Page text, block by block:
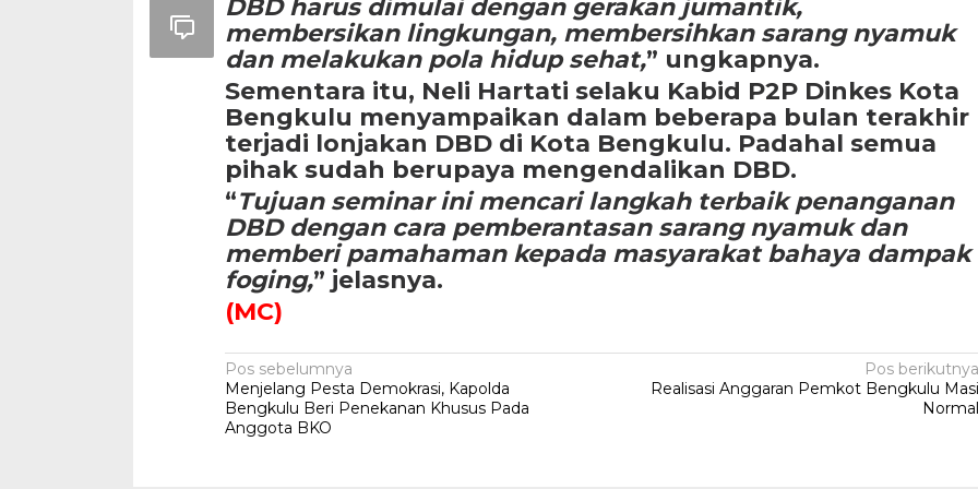
DBD harus dimulai dengan gerakan jumantik,
membersikan lingkungan, membersihkan sarang nyamuk
dan melakukan pola hidup sehat,” ungkapnya.
Sementara itu, Neli Hartati selaku Kabid P2P Dinkes Kota
Bengkulu menyampaikan dalam beberapa bulan terakhir
terjadi lonjakan DBD di Kota Bengkulu. Padahal semua
pihak sudah berupaya mengendalikan DBD.
“Tujuan seminar ini mencari langkah terbaik penanganan
DBD dengan cara pemberantasan sarang nyamuk dan
memberi pamahaman kepada masyarakat bahaya dampak
foging,” jelasnya.
(MC)
Navigasi
pos
Pos sebelumnya
Menjelang Pesta Demokrasi, Kapolda
Bengkulu Beri Penekanan Khusus Pada
Anggota BKO
Pos berikutnya
Realisasi Anggaran Pemkot Bengkulu Masi
Normal